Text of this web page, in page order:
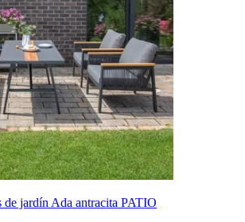
de jardín Ada antracita PATIO